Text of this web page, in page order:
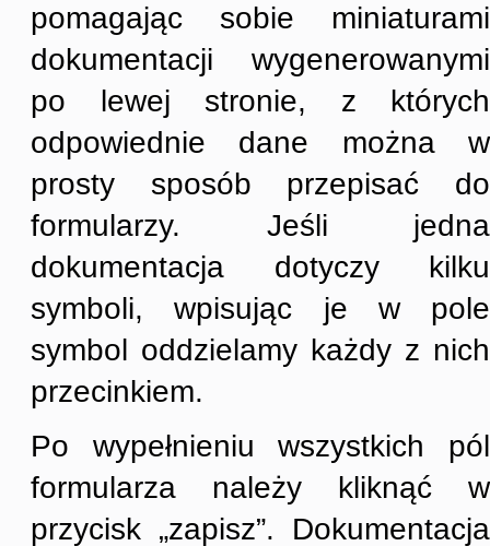
pomagając sobie miniaturami
dokumentacji wygenerowanymi
po lewej stronie, z których
odpowiednie dane można w
prosty sposób przepisać do
formularzy. Jeśli jedna
dokumentacja dotyczy kilku
symboli, wpisując je w pole
symbol oddzielamy każdy z nich
przecinkiem.
Po wypełnieniu wszystkich pól
formularza należy kliknąć w
przycisk „zapisz”. Dokumentacja